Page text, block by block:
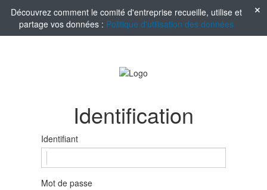
Découvrez comment le comité d'entreprise recueille, utilise et
partage vos données : Politique d'utilisation des données
Identification
Identifiant
Mot de passe